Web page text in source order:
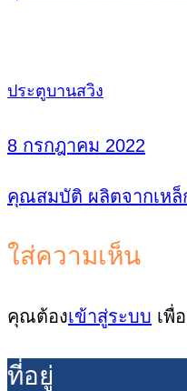
ประตูบานสวิง
8 กรกฎาคม 2022
คุณสมบัติ ผลิตจากเห
ใส่ความเห็น
คุณต้องเข้าสู่ระบบ เพื่
ที่อยู่